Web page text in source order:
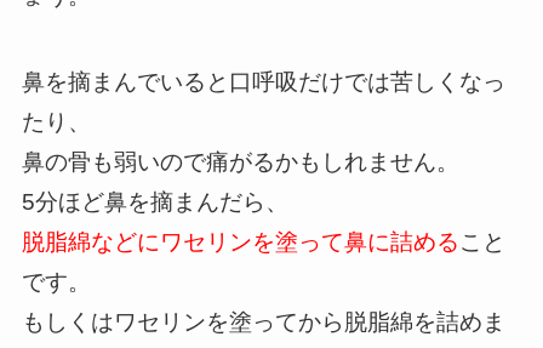
鼻を摘まんでいると口呼吸だけでは苦しくなっ
たり、
鼻の骨も弱いので痛がるかもしれません。
5分ほど鼻を摘まんだら、
脱脂綿などにワセリンを塗って鼻に詰めること
です。
もしくはワセリンを塗ってから脱脂綿を詰めま